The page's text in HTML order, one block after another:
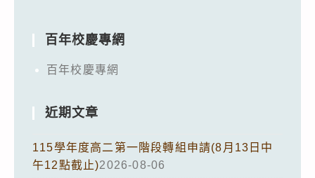
百年校慶專網
百年校慶專網
近期文章
115學年度高二第一階段轉組申請(8月13日中
午12點截止)2026-08-06